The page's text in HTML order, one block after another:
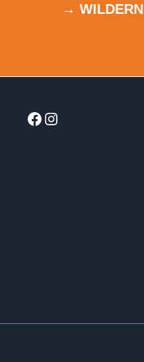
→
Facebook
Instagram